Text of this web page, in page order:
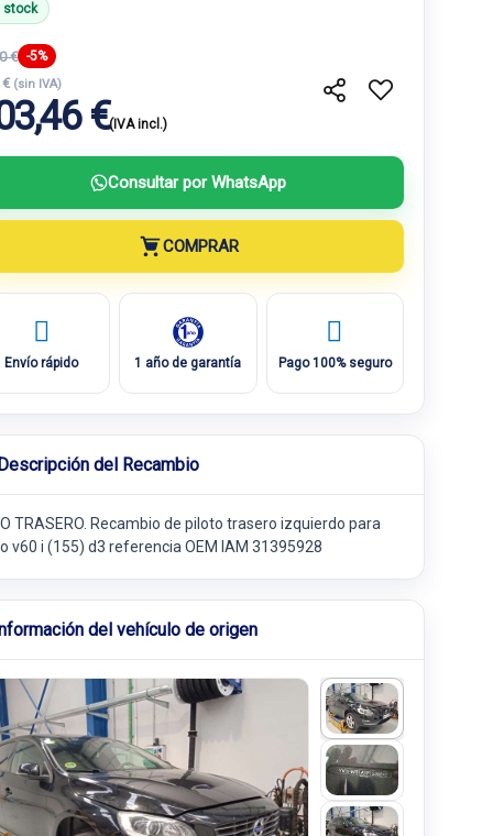
stock
€ -5%
€ (sin IVA)
€(IVA incl.)
Consultar por WhatsApp
COMPRAR
Envío rápido 1 año de garantía Pago 100% seguro
del Recambio
TRASERO. Recambio de piloto trasero izquierdo para
v60 i (155) d3 referencia OEM IAM 31395928
del vehículo de origen